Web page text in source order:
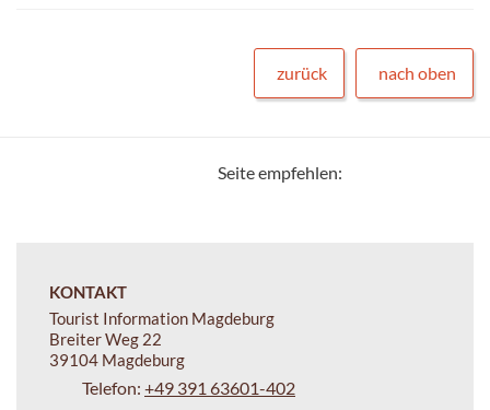
zurück nach oben
Seite empfehlen:
KONTAKT
Tourist Information Magdeburg
Breiter Weg 22
39104 Magdeburg
Telefon: +49 391 63601-402